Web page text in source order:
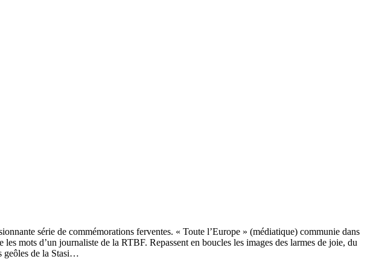
série de commémorations ferventes. « Toute l’Europe » (médiatique) communie dans
mots d’un journaliste de la RTBF. Repassent en boucles les images des larmes de joie, du
geôles de la Stasi…